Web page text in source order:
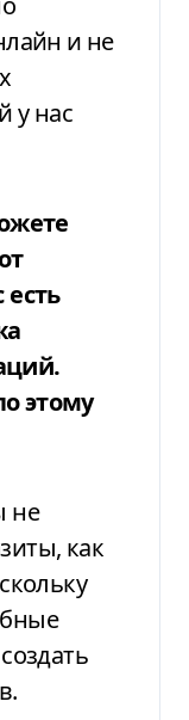
и не
у нас
этому
не
как